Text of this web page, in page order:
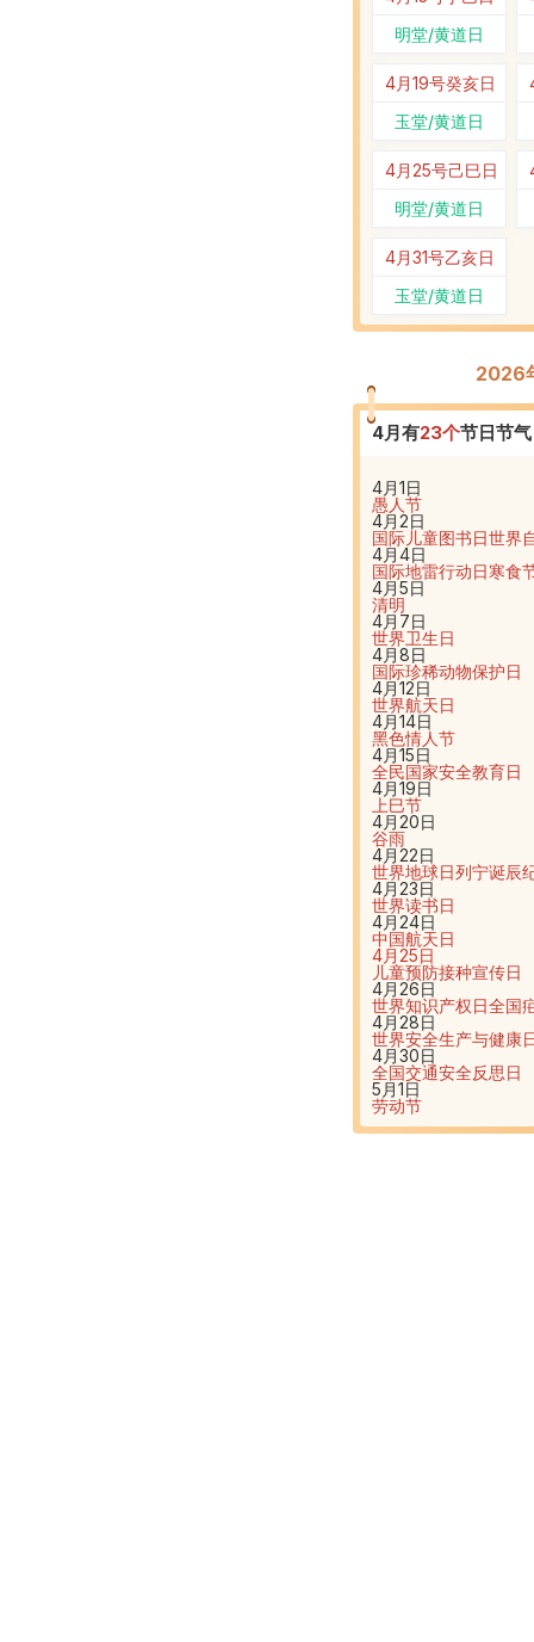
明堂/黄道日
4月19号癸亥日
玉堂/黄道日
4月25号己巳日
明堂/黄道日
4月31号乙亥日
玉堂/黄道日
2026
4月有23个节日节气
4月1日
愚人节
4月2日
国际儿童图书日世界
4月4日
国际地雷行动日寒食
4月5日
清明
4月7日
世界卫生日
4月8日
国际珍稀动物保护日
4月12日
世界航天日
4月14日
黑色情人节
4月15日
全民国家安全教育日
4月19日
上巳节
4月20日
谷雨
4月22日
世界地球日列宁诞辰
4月23日
世界读书日
4月24日
中国航天日
4月25日
儿童预防接种宣传日
4月26日
世界知识产权日全国
4月28日
世界安全生产与健康
4月30日
全国交通安全反思日
5月1日
劳动节